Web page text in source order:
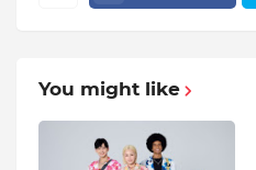
You might like